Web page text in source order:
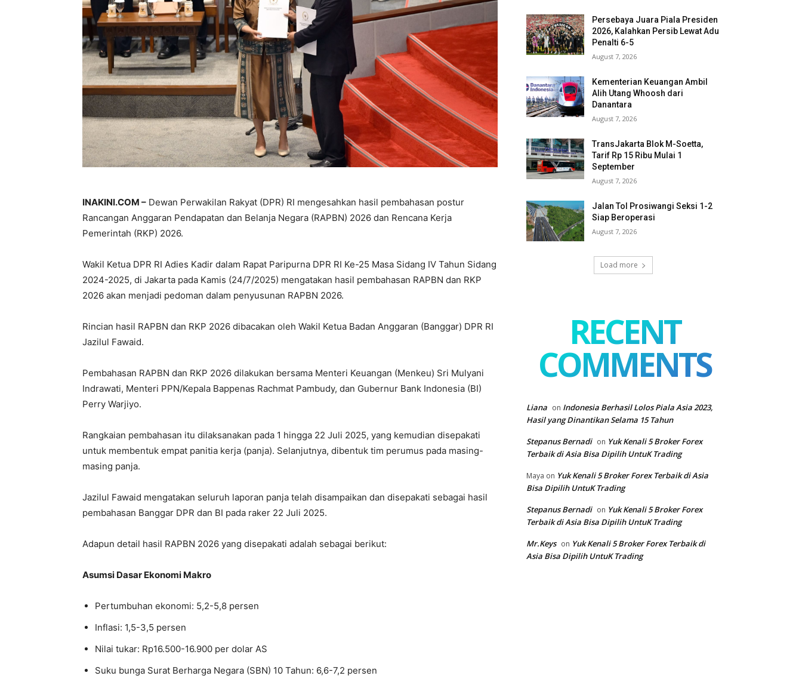
INAKINI.COM – Dewan Perwakilan Rakyat (DPR) RI mengesahkan hasil pembahasan postur
Rancangan Anggaran Pendapatan dan Belanja Negara (RAPBN) 2026 dan Rencana Kerja
Pemerintah (RKP) 2026.
Wakil Ketua DPR RI Adies Kadir dalam Rapat Paripurna DPR RI Ke-25 Masa Sidang IV Tahun Sidang
2024-2025, di Jakarta pada Kamis (24/7/2025) mengatakan hasil pembahasan RAPBN dan RKP
2026 akan menjadi pedoman dalam penyusunan RAPBN 2026.
Rincian hasil RAPBN dan RKP 2026 dibacakan oleh Wakil Ketua Badan Anggaran (Banggar) DPR RI
Jazilul Fawaid.
Pembahasan RAPBN dan RKP 2026 dilakukan bersama Menteri Keuangan (Menkeu) Sri Mulyani
Indrawati, Menteri PPN/Kepala Bappenas Rachmat Pambudy, dan Gubernur Bank Indonesia (BI)
Perry Warjiyo.
Rangkaian pembahasan itu dilaksanakan pada 1 hingga 22 Juli 2025, yang kemudian disepakati
untuk membentuk empat panitia kerja (panja). Selanjutnya, dibentuk tim perumus pada masing-
masing panja.
Jazilul Fawaid mengatakan seluruh laporan panja telah disampaikan dan disepakati sebagai hasil
pembahasan Banggar DPR dan BI pada raker 22 Juli 2025.
Adapun detail hasil RAPBN 2026 yang disepakati adalah sebagai berikut:
Asumsi Dasar Ekonomi Makro
Pertumbuhan ekonomi: 5,2-5,8 persen
Inflasi: 1,5-3,5 persen
Nilai tukar: Rp16.500-16.900 per dolar AS
Suku bunga Surat Berharga Negara (SBN) 10 Tahun: 6,6-7,2 persen
Persebaya Juara Piala Presiden
2026, Kalahkan Persib Lewat Adu
Penalti 6-5
August 7, 2026
Kementerian Keuangan Ambil
Alih Utang Whoosh dari
Danantara
August 7, 2026
TransJakarta Blok M-Soetta,
Tarif Rp 15 Ribu Mulai 1
September
August 7, 2026
Jalan Tol Prosiwangi Seksi 1-2
Siap Beroperasi
August 7, 2026
Load more
RECENT
COMMENTS
Liana on Indonesia Berhasil Lolos Piala Asia 2023,
Hasil yang Dinantikan Selama 15 Tahun
Stepanus Bernadi on Yuk Kenali 5 Broker Forex
Terbaik di Asia Bisa Dipilih UntuK Trading
Maya on Yuk Kenali 5 Broker Forex Terbaik di Asia
Bisa Dipilih UntuK Trading
Stepanus Bernadi on Yuk Kenali 5 Broker Forex
Terbaik di Asia Bisa Dipilih UntuK Trading
Mr.Keys on Yuk Kenali 5 Broker Forex Terbaik di
Asia Bisa Dipilih UntuK Trading